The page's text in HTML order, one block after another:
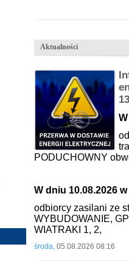
Aktualności
PODUCHOWNY
W dniu 10.08.2026
odbiorcy zasilani ze
WYBUDOWANIE,
WIATRAKI 1, 2,
środa, 05.08.2026 08:16